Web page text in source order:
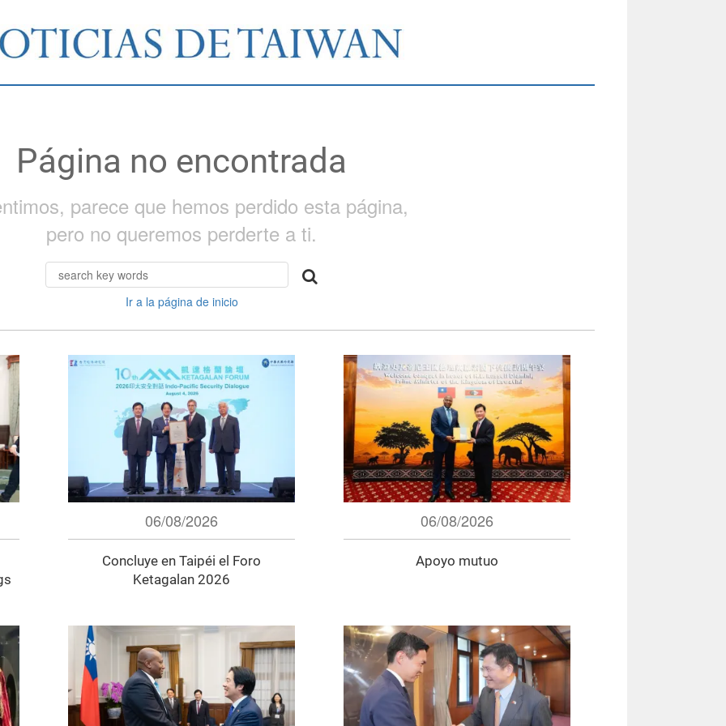
Página no encontrada
parece que hemos perdido esta página,
pero no queremos perderte a ti.
Ir a la página de inicio
06/08/2026
Concluye en Taipéi el Foro
Ketagalan 2026
06/08/2026
Apoyo mutuo